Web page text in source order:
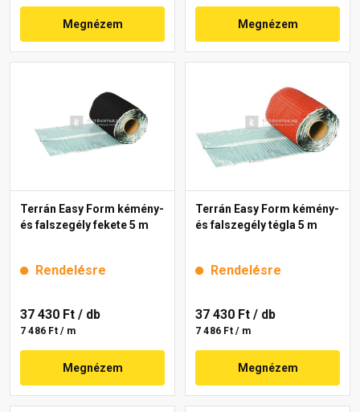
Megnézem Megnézem
Terrán Easy Form kémény-
és falszegély fekete 5 m
Rendelésre
37 430 Ft / db
7 486 Ft / m
Megnézem
Terrán Easy Form kémény-
és falszegély tégla 5 m
Rendelésre
37 430 Ft / db
7 486 Ft / m
Megnézem